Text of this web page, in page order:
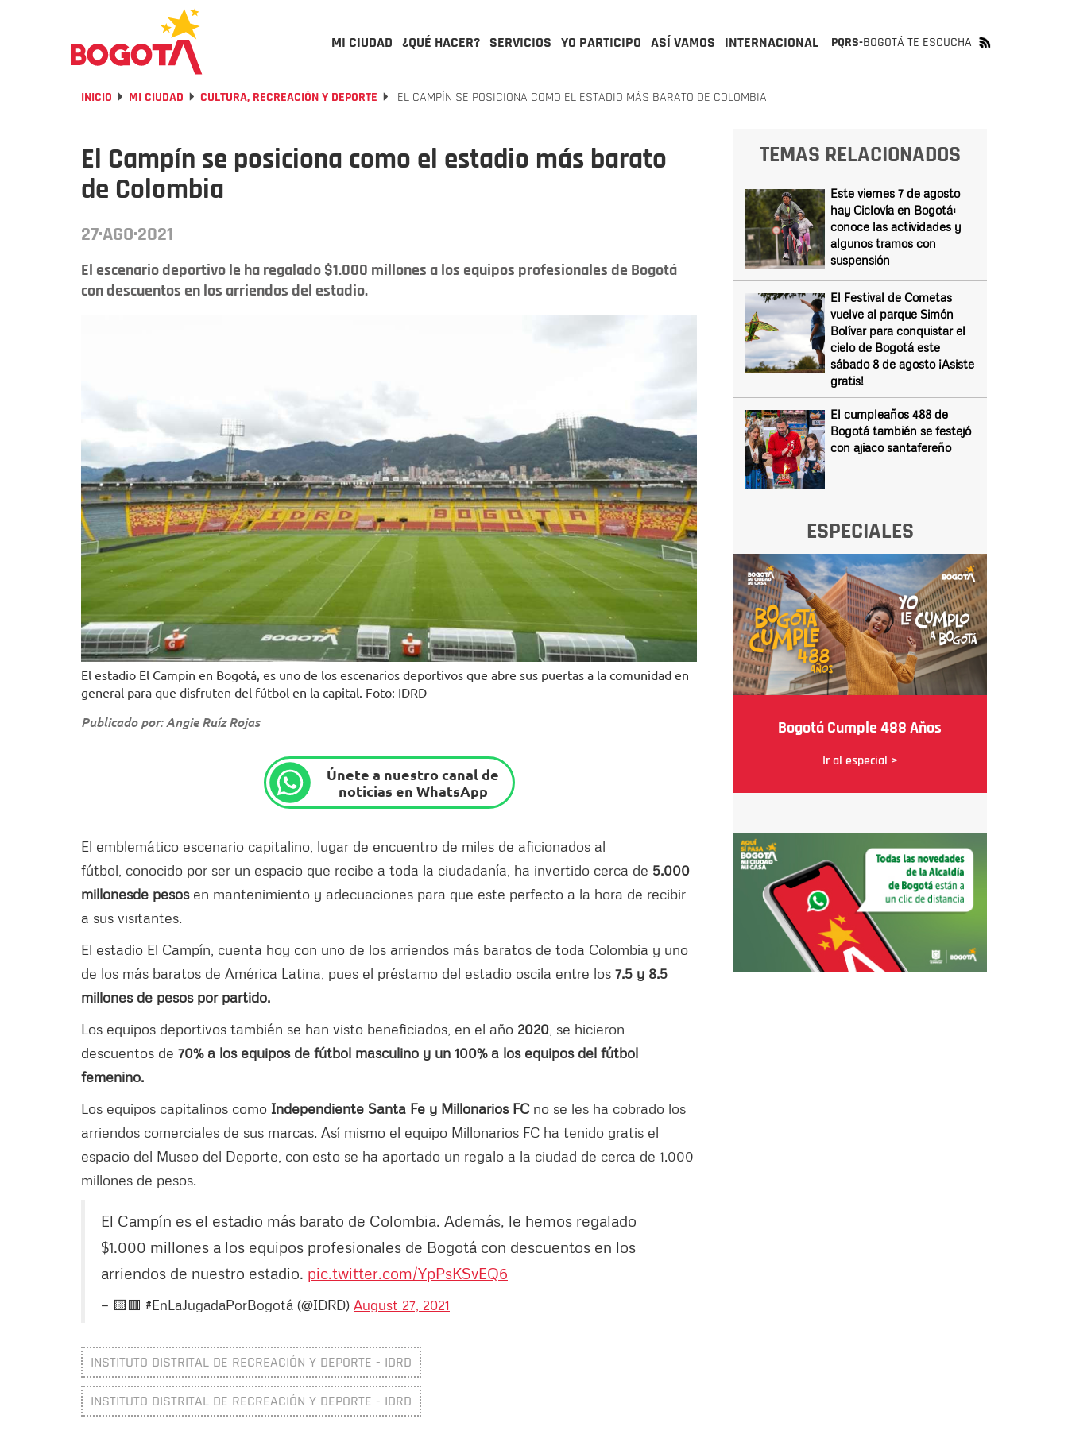
MI CIUDAD ¿QUÉ HACER? SERVICIOS YO PARTICIPO ASÍ VAMOS INTERNACIONAL PQRS-BOGOTÁ TE ESCUCHA
INICIO MI CIUDAD CULTURA, RECREACIÓN Y DEPORTE EL CAMPÍN SE POSICIONA COMO EL ESTADIO MÁS BARATO DE COLOMBIA
El Campín se posiciona como el estadio más barato
de Colombia
27·AGO·2021
El escenario deportivo le ha regalado $1.000 millones a los equipos profesionales de Bogotá
con descuentos en los arriendos del estadio.
El estadio El Campin en Bogotá, es uno de los escenarios deportivos que abre sus puertas a la comunidad en
general para que disfruten del fútbol en la capital. Foto: IDRD
Publicado por: Angie Ruíz Rojas
Únete a nuestro canal de
noticias en WhatsApp
El emblemático escenario capitalino, lugar de encuentro de miles de aficionados al
fútbol, conocido por ser un espacio que recibe a toda la ciudadanía, ha invertido cerca de 5.000
millonesde pesosen mantenimiento y adecuaciones para que este perfecto a la hora de recibir
a sus visitantes.
El estadio El Campín, cuenta hoy con uno de los arriendos más baratos de toda Colombia y uno
de los más baratos de América Latina, pues el préstamo del estadio oscila entre los 7.5 y 8.5
millones de pesos por partido.
Los equipos deportivos también se han visto beneficiados, en el año 2020 , se hicieron
descuentos de 70% a los equipos de fútbol masculino y un 100% a los equipos del fútbol
femenino.
Los equipos capitalinos como Independiente Santa Fe y Millonarios FCno se les ha cobrado los
arriendos comerciales de sus marcas. Así mismo el equipo Millonarios FC ha tenido gratis el
espacio del Museo del Deporte, con esto se ha aportado un regalo a la ciudad de cerca de 1.000
millones de pesos.
El Campín es el estadio más barato de Colombia. Además, le hemos regalado
$1.000 millones a los equipos profesionales de Bogotá con descuentos en los
arriendos de nuestro estadio. pic.twitter.com/YpPsKSvEQ6
— 🟨🟥 #EnLaJugadaPorBogotá (@IDRD) August 27, 2021
INSTITUTO DISTRITAL DE RECREACIÓN Y DEPORTE - IDRD
INSTITUTO DISTRITAL DE RECREACIÓN Y DEPORTE - IDRD
TEMAS RELACIONADOS
Este viernes 7 de agosto
hay Ciclovía en Bogotá:
conoce las actividades y
algunos tramos con
suspensión
El Festival de Cometas
vuelve al parque Simón
Bolívar para conquistar el
cielo de Bogotá este
sábado 8 de agosto ¡Asiste
gratis!
El cumpleaños 488 de
Bogotá también se festejó
con ajiaco santafereño
ESPECIALES
Bogotá Cumple 488 Años
Ir al especial >